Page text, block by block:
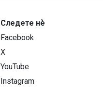
Следете нѐ
Facebook
X
YouTube
Instagram